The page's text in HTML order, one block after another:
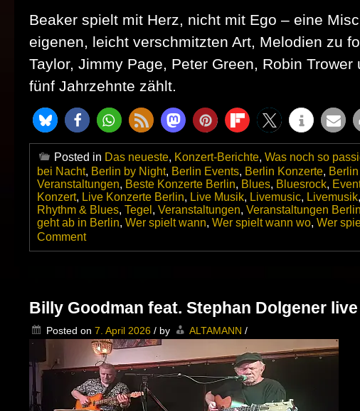
Beaker spielt mit Herz, nicht mit Ego – eine
eigenen, leicht verschmitzten Art, Melodien zu
Taylor, Jimmy Page, Peter Green, Robin
fünf Jahrzehnte zählt.
Posted in Das neueste, Konzert-Berichte, Was noch so
bei Nacht, Berlin by Night, Berlin Events, Berlin Konzerte,
Veranstaltungen, Beste Konzerte Berlin, Blues, Bluesrock,
Konzert, Live Konzerte Berlin, Live Musik, Livemusic, Livemusik,
Rhythm & Blues, Tegel , Veranstaltungen, Veranstaltungen Berlin
geht ab in Berlin, Wer spielt wann, Wer spielt wann wo, Wer
Commenton
Das
zweimal
in
Top-
Form
im
Kulturrestaurant
Dicke
Paula,
Berlin
Billy Goodman feat. Stephan Dolgener live
Posted on 7. April 2026 / by ALTAMANN /